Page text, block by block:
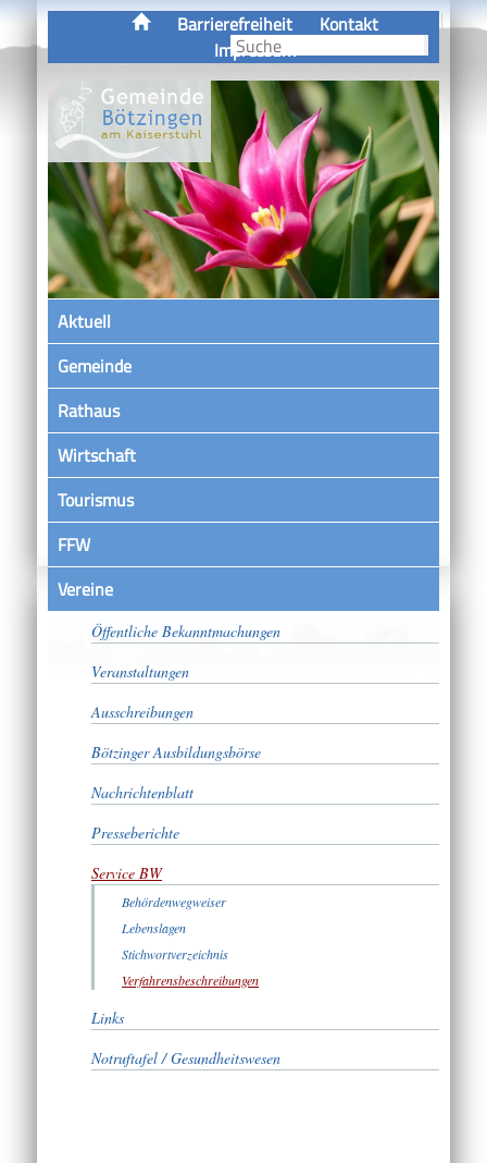
Barrierefreiheit
Kontakt
Impressum
Aktuell
Gemeinde
Rathaus
Wirtschaft
Tourismus
FFW
VereineSatzungen
Öffentliche Bekanntmachungen
Veranstaltungen
Ausschreibungen
Bötzinger Ausbildungsbörse
Nachrichtenblatt
Presseberichte
Service BW
Behördenwegweiser
Lebenslagen
Stichwortverzeichnis
Verfahrensbeschreibungen
Links
Notruftafel / Gesundheitswesen